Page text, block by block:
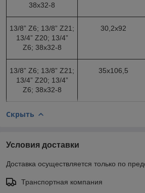
38x32-8
13/8” Z6; 13/8” Z21;
13/4” Z20; 13/4”
Z6; 38x32-8
30,2x92
13/8” Z6; 13/8” Z21;
13/4” Z20; 13/4”
Z6; 38x32-8
35x106,5
Скрыть
Условия доставки
Доставка осуществляется только по
Транспортная компания